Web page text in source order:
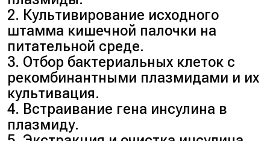
2. Культивирование исходного
штамма кишечной палочки на
питательной среде.
3. Отбор бактериальных клеток с
рекомбинантными плазмидами и их
культивация.
4. Встраивание гена инсулина в
плазмиду.